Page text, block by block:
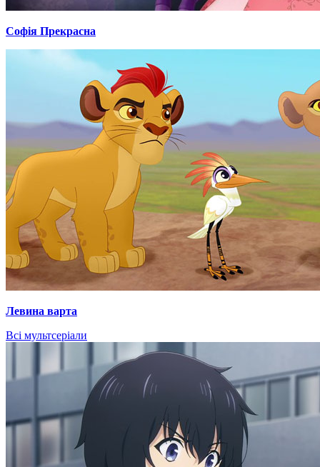
Софія Прекрасна
Левина варта
Всі мультсеріали